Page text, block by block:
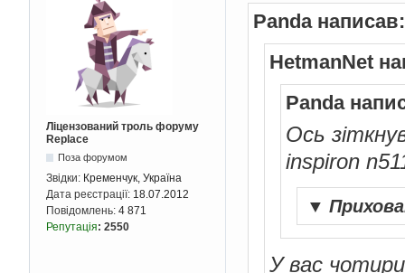
Ліцензований троль форуму
Replace
Поза форумом
Звідки: Кременчук, Україна
Дата реєстрації: 18.07.2012
Повідомлень: 4 871
Репутація: 2550
Panda написав:
HetmanNet
Panda
Ось
inspiron
▼
У вас